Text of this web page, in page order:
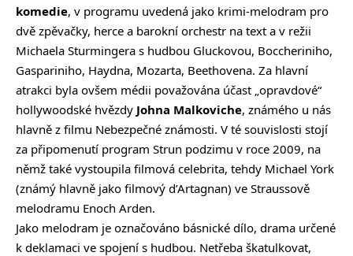
komedie, v programu uvedená jako krimi-melodram pro
dvě zpěvačky, herce a barokní orchestr na text a v režii
Michaela Sturmingera s hudbou Gluckovou, Boccheriniho,
Gaspariniho, Haydna, Mozarta, Beethovena. Za hlavní
atrakci byla ovšem médii považována účast „opravdové“
hollywoodské hvězdy Johna Malkoviche, známého u nás
hlavně z filmu Nebezpečné známosti. V té souvislosti stojí
za připomenutí program Strun podzimu v roce 2009, na
němž také vystoupila filmová celebrita, tehdy Michael York
(známý hlavně jako filmový d’Artagnan) ve Straussově
melodramu Enoch Arden.
Jako melodram je označováno básnické dílo, drama určené
k deklamaci ve spojení s hudbou. Netřeba škatulkovat,